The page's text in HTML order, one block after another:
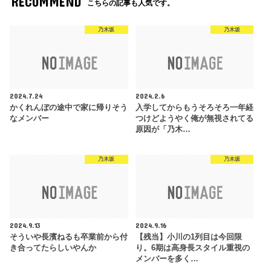
こちらの記事も人気です。
乃木坂
2024.7.24
かくれんぼの途中で家に帰りそう
なメンバー
乃木坂
2024.2.6
入学してからもうそろそろ一年経
つけどようやく俺が無視されてる
原因が「乃木…
乃木坂
2024.9.13
そういや長濱ねるも卒業前から付
き合ってたらしいやんか
乃木坂
2024.9.16
【残当】小川の1列目は今回限
り。6期は高身長スタイル重視の
メンバーを多く…